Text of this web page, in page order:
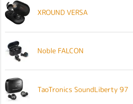
XROUND VERSA
Noble FALCON
TaoTronics SoundLiberty 97